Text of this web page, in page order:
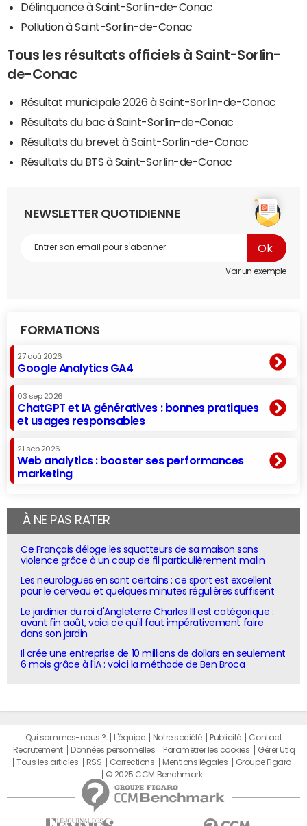
Délinquance à Saint-Sorlin-de-Conac
Pollution à Saint-Sorlin-de-Conac
Tous les résultats officiels à Saint-Sorlin-
de-Conac
Résultat municipale 2026 à Saint-Sorlin-de-Conac
Résultats du bac à Saint-Sorlin-de-Conac
Résultats du brevet à Saint-Sorlin-de-Conac
Résultats du BTS à Saint-Sorlin-de-Conac
NEWSLETTER QUOTIDIENNE
Voir un exemple
FORMATIONS
27 aoû 2026
Google Analytics GA4
03 sep 2026
ChatGPT et IA génératives : bonnes pratiques
et usages responsables
21 sep 2026
Web analytics : booster ses performances
marketing
À NE PAS RATER
Ce Français déloge les squatteurs de sa maison sans
violence grâce à un coup de fil particulièrement malin
Les neurologues en sont certains : ce sport est excellent
pour le cerveau et quelques minutes régulières suffisent
Le jardinier du roi d'Angleterre Charles III est catégorique :
avant fin août, voici ce qu'il faut impérativement faire
dans son jardin
Il crée une entreprise de 10 millions de dollars en seulement
6 mois grâce à l'IA : voici la méthode de Ben Broca
Qui sommes-nous ? L'équipe Notre société Publicité
Contact
Recrutement
Données personnelles Paramétrer les cookies
Gérer Utiq
Tous les articles
RSS Corrections Mentions légales
Groupe Figaro
© 2025 CCM Benchmark